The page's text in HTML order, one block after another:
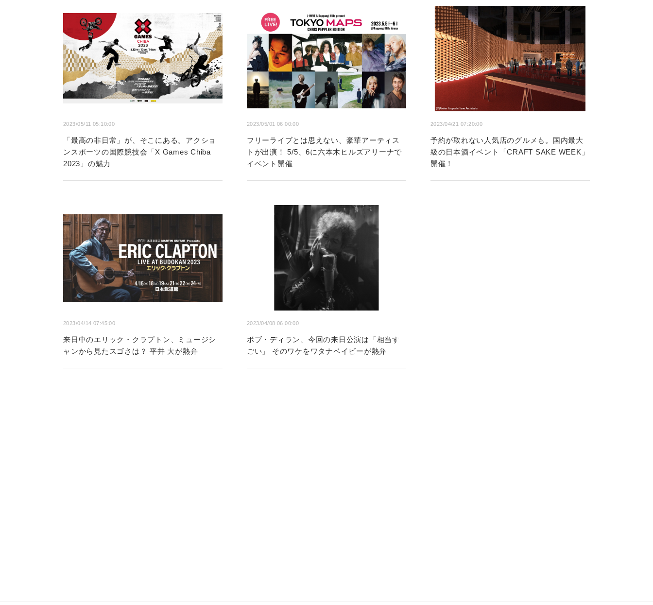
2023/05/11 05:10:00
「最高の非日常」が、そこにある。アクショ
ンスポーツの国際競技会「X Games Chiba
2023」の魅力
2023/05/01 06:00:00
フリーライブとは思えない、豪華アーティス
トが出演！ 5/5、6に六本木ヒルズアリーナで
イベント開催
2023/04/21 07:20:00
予約が取れない人気店のグルメも。国内最大
級の日本酒イベント「CRAFT SAKE WEEK」
開催！
2023/04/14 07:45:00
来日中のエリック・クラプトン、ミュージシ
ャンから見たスゴさは？ 平井 大が熱弁
2023/04/08 06:00:00
ボブ・ディラン、今回の来日公演は「相当す
ごい」 そのワケをワタナベイビーが熱弁